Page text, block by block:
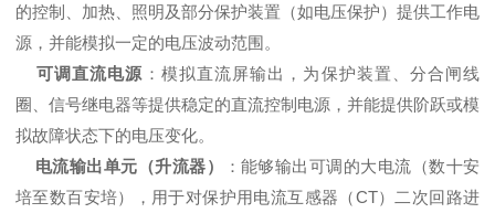
的控制、加热、照明及部分保护装置（如电压保护）提供工作电
源，并能模拟一定的电压波动范围。
可调直流电源 ‌：模拟直流屏输出，为保护装置、分合闸线
圈、信号继电器等提供稳定的直流控制电源，并能提供阶跃或模
拟故障状态下的电压变化。
电流输出单元（升流器）
‌：能够输出可调的大电流（数十安
培至数百安培），用于对保护用电流互感器（CT）二次回路进